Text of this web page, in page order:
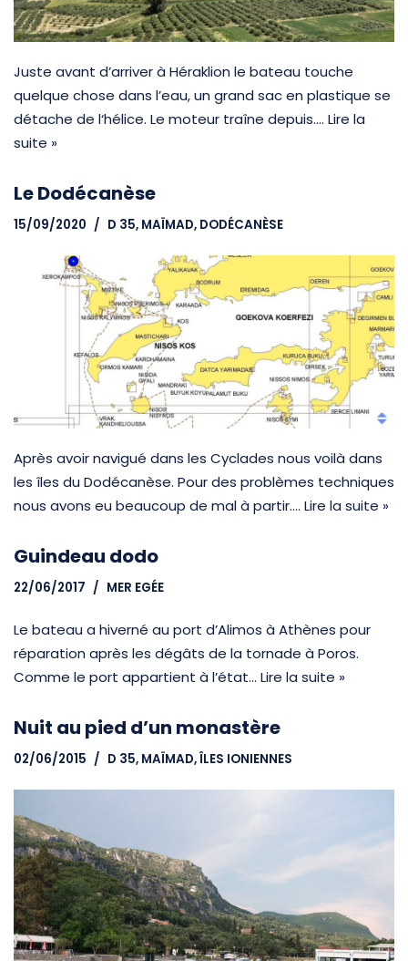
Juste avant d’arriver à Héraklion le bateau touche
quelque chose dans l’eau, un grand sac en plastique se
détache de l‘hélice. Le moteur traîne depuis.… Lire la
suite »
Le Dodécanèse
15/09/2020 D 35, MAÏMAD, DODÉCANÈSE
Après avoir navigué dans les Cyclades nous voilà dans
les îles du Dodécanèse. Pour des problèmes techniques
nous avons eu beaucoup de mal à partir.… Lire la suite »
Guindeau dodo
22/06/2017 MER EGÉE
Le bateau a hiverné au port d’Alimos à Athènes pour
réparation après les dégâts de la tornade à Poros.
Comme le port appartient à l’état… Lire la suite »
Nuit au pied d’un monastère
02/06/2015 D 35, MAÏMAD,ÎLES IONIENNES